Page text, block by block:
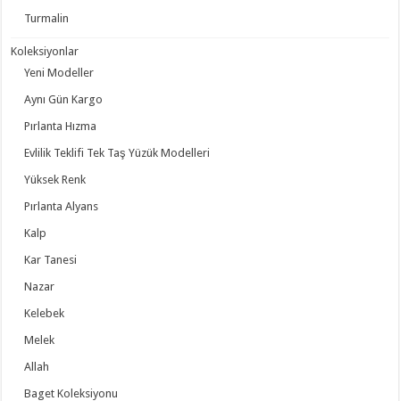
Turmalin
Koleksiyonlar
Yeni Modeller
Aynı Gün Kargo
Pırlanta Hızma
Evlilik Teklifi Tek Taş Yüzük Modelleri
Yüksek Renk
Pırlanta Alyans
Kalp
Kar Tanesi
Nazar
Kelebek
Melek
Allah
Baget Koleksiyonu